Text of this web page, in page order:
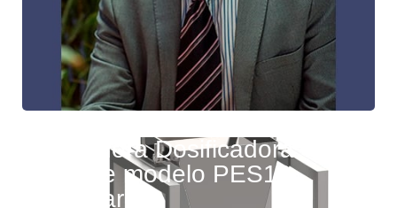
Pesadora Dosificadora
Simple modelo PES10
standard